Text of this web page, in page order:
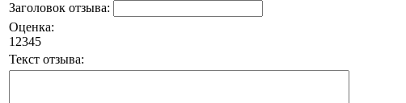
Заголовок отзыва:
Оценка:
1 2345
Текст отзыва: